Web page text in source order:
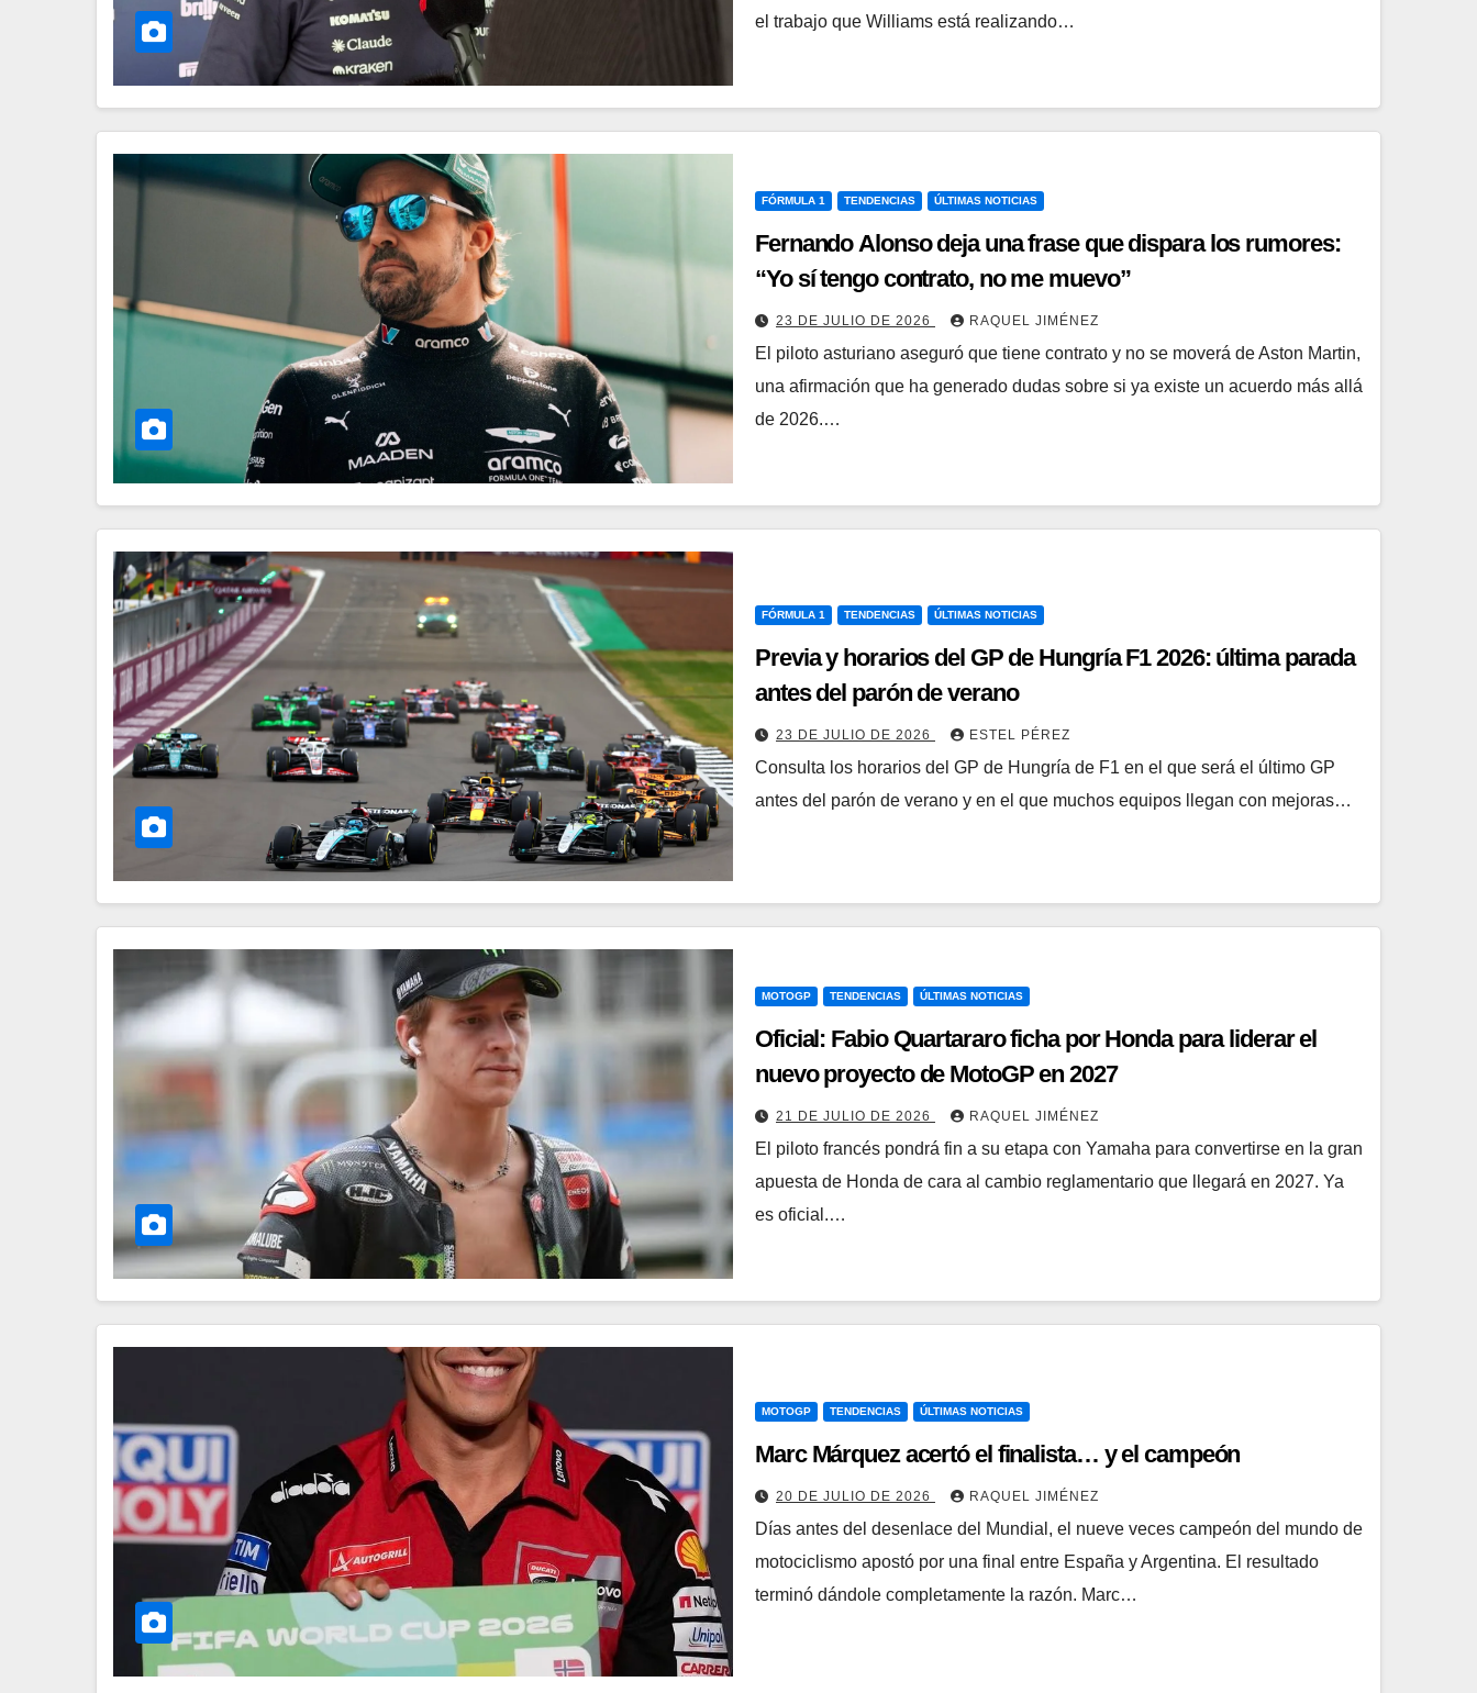
el trabajo que Williams está realizando…
FÓRMULA 1 TENDENCIAS ÚLTIMAS NOTICIAS
Fernando Alonso deja una frase que dispara los rumores:
“Yo sí tengo contrato, no me muevo”
23 DE JULIO DE 2026 RAQUEL JIMÉNEZ
El piloto asturiano aseguró que tiene contrato y no se moverá de Aston Martin,
una afirmación que ha generado dudas sobre si ya existe un acuerdo más allá
de 2026.…
FÓRMULA 1 TENDENCIAS ÚLTIMAS NOTICIAS
Previa y horarios del GP de Hungría F1 2026: última parada
antes del parón de verano
23 DE JULIO DE 2026 ESTEL PÉREZ
Consulta los horarios del GP de Hungría de F1 en el que será el último GP
antes del parón de verano y en el que muchos equipos llegan con mejoras…
MOTOGP TENDENCIAS ÚLTIMAS NOTICIAS
Oficial: Fabio Quartararo ficha por Honda para liderar el
nuevo proyecto de MotoGP en 2027
21 DE JULIO DE 2026 RAQUEL JIMÉNEZ
El piloto francés pondrá fin a su etapa con Yamaha para convertirse en la gran
apuesta de Honda de cara al cambio reglamentario que llegará en 2027. Ya
es oficial.…
MOTOGP TENDENCIAS ÚLTIMAS NOTICIAS
Marc Márquez acertó el finalista… y el campeón
20 DE JULIO DE 2026 RAQUEL JIMÉNEZ
Días antes del desenlace del Mundial, el nueve veces campeón del mundo de
motociclismo apostó por una final entre España y Argentina. El resultado
terminó dándole completamente la razón. Marc…